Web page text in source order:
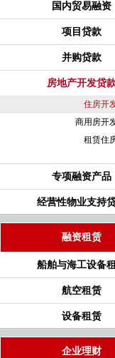
国内贸易融资
项目贷款
并购贷款
房地产开发贷
住房开
商用房开
租赁住
专项融资产品
经营性物业支持
融资租赁
船舶与海工设备
航空租赁
设备租赁
企业理财